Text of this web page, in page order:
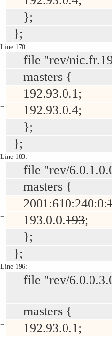
};
};
Line 170:
file "rev/
masters {
− 192.93.0.1;
−
192.93.0.4;
};
};
Line 183:
file "rev/
masters {
− 2001:610:240:0:
− 193.0.0.193;
};
};
Line 196:
file "rev/
masters {
− 192.93.0.1;